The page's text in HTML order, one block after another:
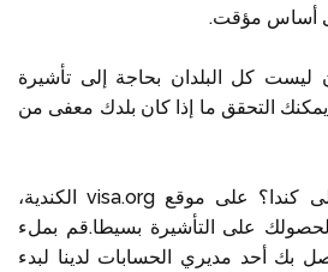
أساس مؤقت.
كل البلدان بحاجة إلى تأشيرة
التحقق ما إذا كان بلدك معفى من
هل ترغب في القدوم إلى كندا؟ على موقع visa.org الكندية،
على التأشيرة بسيطا.قم بملء
بك أحد مديري الحسابات لدينا لبدء